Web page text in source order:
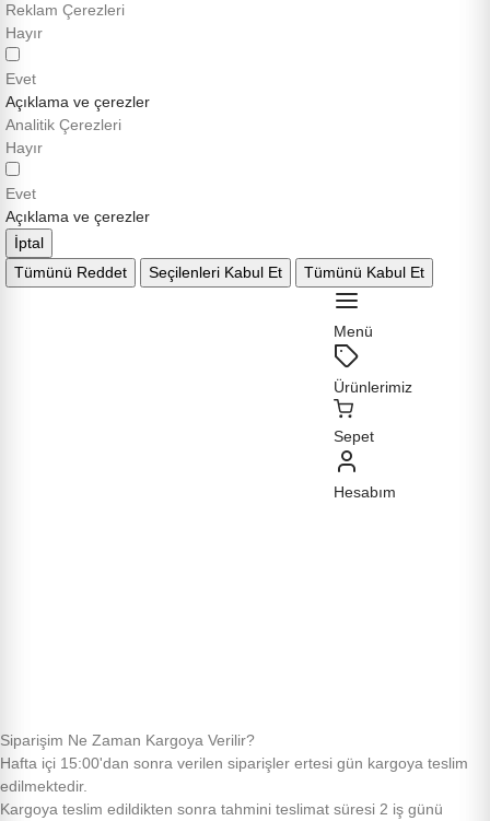
Reklam Çerezleri
Hayır
Evet
Açıklama ve çerezler
Analitik Çerezleri
Hayır
Evet
Açıklama ve çerezler
İptal
Tümünü Reddet
Seçilenleri Kabul Et Tümünü Kabul Et
Menü
Ürünlerimiz
Sepet
Hesabım
Siparişim Ne Zaman Kargoya Verilir?
Hafta içi 15:00'dan sonra verilen siparişler ertesi gün kargoya teslim
edilmektedir.
Kargoya teslim edildikten sonra tahmini teslimat süresi 2 iş günü